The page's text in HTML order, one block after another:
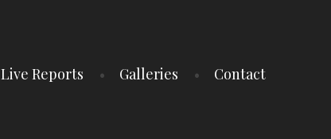
Live Reports Galleries Contact